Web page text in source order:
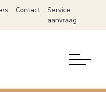
Contact
Service
aanvraag